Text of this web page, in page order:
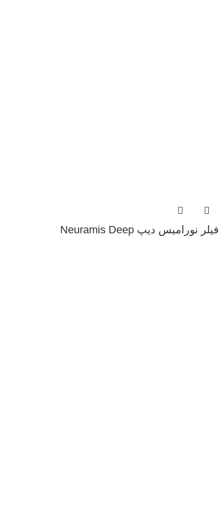
فیلر نورامیس دیپ Neuramis Deep